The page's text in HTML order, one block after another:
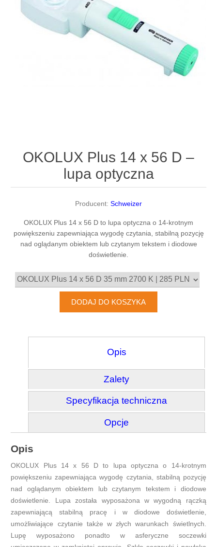
OKOLUX Plus 14 x 56 D –
lupa optyczna
Producent: Schweizer
OKOLUX Plus 14 x 56 D to lupa optyczna o 14-krotnym
powiększeniu zapewniająca wygodę czytania, stabilną pozycję
nad oglądanym obiektem lub czytanym tekstem i diodowe
doświetlenie.
Opis
Zalety
Specyfikacja techniczna
Opcje
Opis
OKOLUX Plus 14 x 56 D to lupa optyczna o 14-krotnym
powiększeniu zapewniająca wygodę czytania, stabilną pozycję
nad oglądanym obiektem lub czytanym tekstem i diodowe
doświetlenie. Lupa została wyposażona w wygodną rączką
zapewniającą stabilną pracę i w diodowe doświetlenie,
umożliwiające czytanie także w złych warunkach świetlnych.
Lupę wyposażono ponadto w asferyczne soczewki